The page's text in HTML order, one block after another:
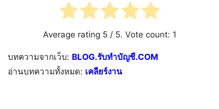
Average rating 5/ 5. Vote count: 1
บทความจากเว็บ: BLOG.รับทำบัญชี.COM
อ่านบทความทั้งหมด: เคลียร์งาน